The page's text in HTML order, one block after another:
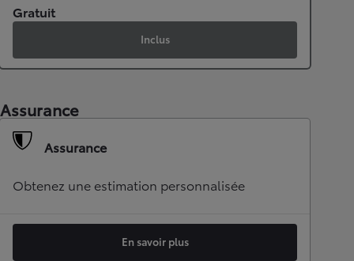
Gratuit
Inclus
Assurance
Assurance
Obtenez une estimation personnalisée
En savoir plus